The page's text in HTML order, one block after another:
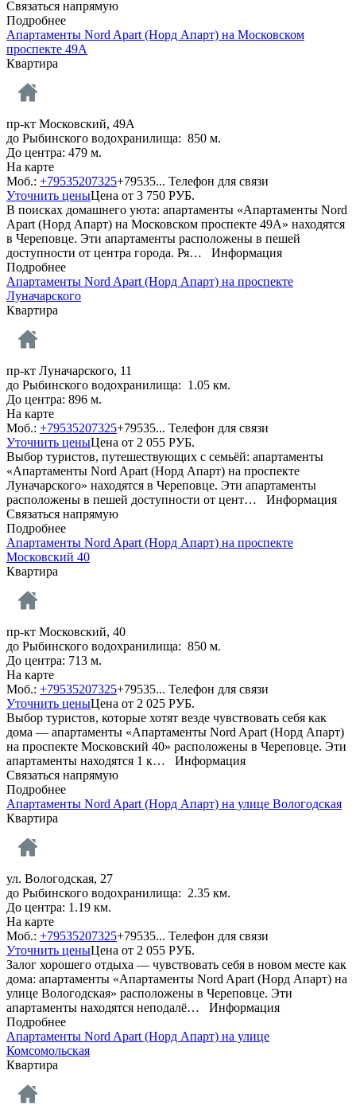
Связаться напрямую
Подробнее
Апартаменты Nord Apart (Норд Апарт) на Московском
проспекте 49А
Квартира
пр-кт Московский, 49А
до Рыбинского водохранилища: 850 м.
До центра: 479 м.
На карте
Моб.: +79535207325+79535... Телефон для связи
Уточнить ценыЦена от 3 750 РУБ.
В поисках домашнего уюта: апартаменты «Апартаменты Nord
Apart (Норд Апарт) на Московском проспекте 49А» находятся
в Череповце. Эти апартаменты расположены в пешей
доступности от центра города. Ря… Информация
Подробнее
Апартаменты Nord Apart (Норд Апарт) на проспекте
Луначарского
Квартира
пр-кт Луначарского, 11
до Рыбинского водохранилища: 1.05 км.
До центра: 896 м.
На карте
Моб.: +79535207325+79535... Телефон для связи
Уточнить ценыЦена от 2 055 РУБ.
Выбор туристов, путешествующих с семьёй: апартаменты
«Апартаменты Nord Apart (Норд Апарт) на проспекте
Луначарского» находятся в Череповце. Эти апартаменты
расположены в пешей доступности от цент… Информация
Связаться напрямую
Подробнее
Апартаменты Nord Apart (Норд Апарт) на проспекте
Московский 40
Квартира
пр-кт Московский, 40
до Рыбинского водохранилища: 850 м.
До центра: 713 м.
На карте
Моб.: +79535207325+79535... Телефон для связи
Уточнить ценыЦена от 2 025 РУБ.
Выбор туристов, которые хотят везде чувствовать себя как
дома — апартаменты «Апартаменты Nord Apart (Норд Апарт)
на проспекте Московский 40» расположены в Череповце. Эти
апартаменты находятся 1 к… Информация
Связаться напрямую
Подробнее
Апартаменты Nord Apart (Норд Апарт) на улице Вологодская
Квартира
ул. Вологодская, 27
до Рыбинского водохранилища: 2.35 км.
До центра: 1.19 км.
На карте
Моб.: +79535207325+79535... Телефон для связи
Уточнить ценыЦена от 2 055 РУБ.
Залог хорошего отдыха — чувствовать себя в новом месте как
дома: апартаменты «Апартаменты Nord Apart (Норд Апарт) на
улице Вологодская» расположены в Череповце. Эти
апартаменты находятся неподалё… Информация
Подробнее
Апартаменты Nord Apart (Норд Апарт) на улице
Комсомольская
Квартира